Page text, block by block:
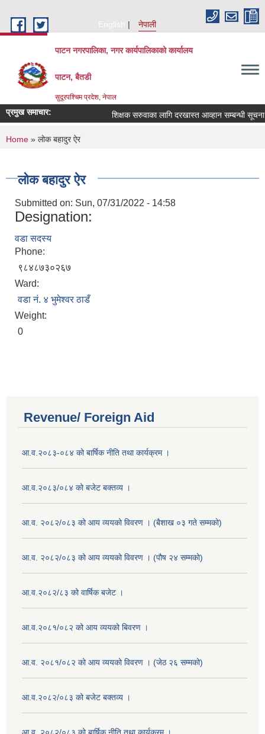
English
नेपाली
पाटन नगरपालिका, नगर कार्यपालिकाको कार्यालय
पाटन, बैतडी
सुदूरपश्चिम प्रदेश, नेपाल
प्रमुख समाचार: शिक्षक सरुवाका लागि दरखास्त आव्हान सम्बन्धी सूचना ।
You are here
Home » लोक बहादुर ऐर
लोक बहादुर ऐर
Submitted on: Sun, 07/31/2022 - 14:58
Designation:
वडा सदस्य
Phone:
९८४८७३०२६७
Ward:
वडा नं. ४ भुमेश्‍वर ठाडँ
Weight:
0
Revenue/ Foreign Aid
आ.व.२०८३-०८४ को बार्षिक नीति तथा कार्यक्रम ।
आ.व.२०८३/०८४ को बजेट बक्तव्य ।
आ.व. २०८२/०८३ को आय व्ययको विवरण । (बैशाख ०३ गते सम्मको)
आ.व. २०८२/०८३ को आय व्ययको विवरण । (पौष २४ सम्मको)
आ.व.२०८२/८३ को वार्षिक बजेट ।
आ.व.२०८१/०८२ को आय व्ययको बिवरण ।
आ.व. २०८१/०८२ को आय व्ययको विवरण । (जेठ २६ सम्मको)
आ.व.२०८२/०८३ को बजेट बक्तव्य ।